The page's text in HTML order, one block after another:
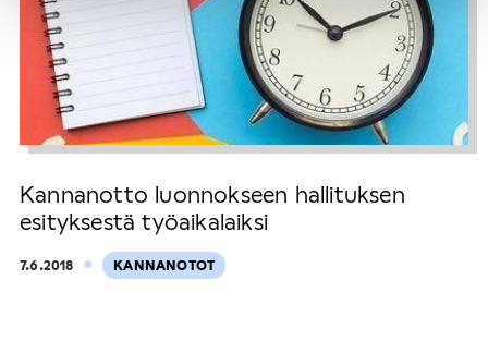
Kannanotto luonnokseen hallituksen
esityksestä työaikalaiksi
7.6.2018 · KANNANOTOT